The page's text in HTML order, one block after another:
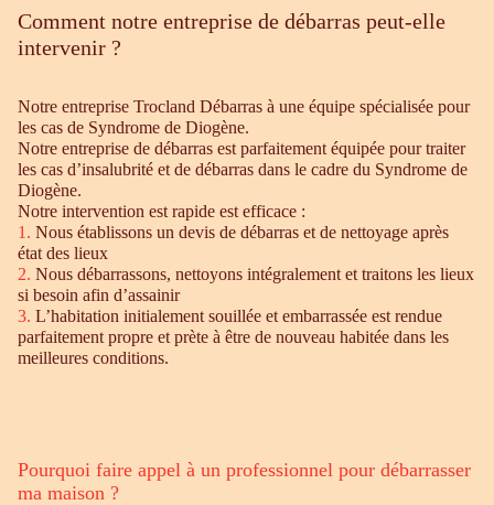
Comment notre entreprise de débarras peut-elle
intervenir ?
Notre entreprise Trocland Débarras à une équipe spécialisée pour
les cas de Syndrome de Diogène.
Notre entreprise de débarras est parfaitement équipée pour traiter
les cas d’insalubrité et de débarras dans le cadre du Syndrome de
Diogène.
Notre intervention est rapide est efficace :
1. Nous établissons un devis de débarras et de nettoyage après
état des lieux
2. Nous débarrassons, nettoyons intégralement et traitons les lieux
si besoin afin d’assainir
3. L’habitation initialement souillée et embarrassée est rendue
parfaitement propre et prète à être de nouveau habitée dans les
meilleures conditions.
Pourquoi faire appel à un professionnel pour débarrasser
ma maison ?